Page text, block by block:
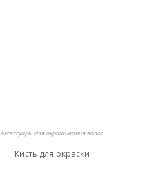
Аксессуары для окрашивания волос
Кисть для окраски